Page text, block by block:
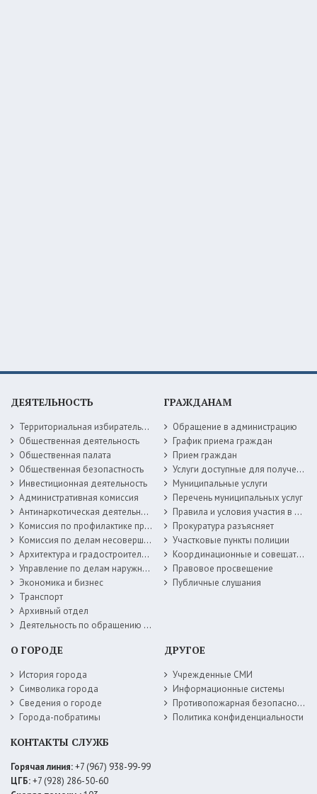
ДЕЯТЕЛЬНОСТЬ
Территориальная избирательная комиссия
Общественная деятельность
Общественная палата
Общественная безопастность
Инвестиционная деятельность
Административная комиссия
Антинаркотическая деятельность
Комиссия по профилактике правонарушений
Комиссия по делам несовершеннолетних
Архитектура и градостроительство
Управление по делам наружной рекламы
Экономика и бизнес
Транспорт
Архивный отдел
Деятельность по обращению с животными без владельцев
ГРАЖДАНАМ
Обращение в администрацию
График приема граждан
Прием граждан
Услуги доступные для получения в электронной форме
Муниципальные услуги
Перечень муниципальных услуг
Правила и условия участия в жилищных программах
Прокуратура разъясняет
Участковые пункты полиции
Координационные и совещательные органы
Правовое просвещение
Публичные слушания
О ГОРОДЕ
История города
Символика города
Сведения о городе
Города-побратимы
ДРУГОЕ
Учрежденные СМИ
Информационные системы
Противопожарная безопасность
Политика конфиденциальности
КОНТАКТЫ СЛУЖБ
Горячая линия:+7 (967) 938-99-99
ЦГБ:+7 (928) 286-50-60